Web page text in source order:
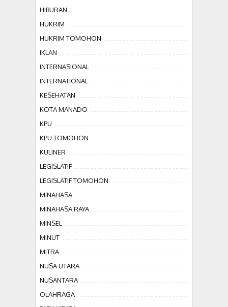
HIBURAN
HUKRIM
HUKRIM TOMOHON
IKLAN
INTERNASIONAL
INTERNATIONAL
KESEHATAN
KOTA MANADO
KPU
KPU TOMOHON
KULINER
LEGISLATIF
LEGISLATIF TOMOHON
MINAHASA
MINAHASA RAYA
MINSEL
MINUT
MITRA
NUSA UTARA
NUSANTARA
OLAHRAGA